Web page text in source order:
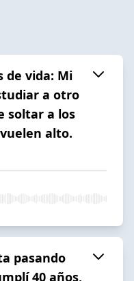
de vida: Mi
a otro
soltar a los
alto.
pasando
40 años,